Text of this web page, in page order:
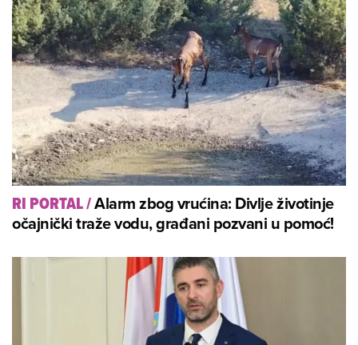
RI PORTAL/Alarm zbog vrućina: Divlje životinje
očajnički traže vodu, građani pozvani u pomoć!